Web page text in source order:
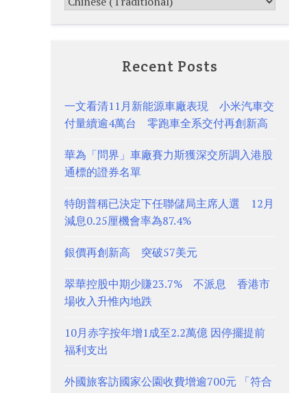
Recent Posts
一文看清11月新能源車廠表現 小米汽車交
付量續逾4萬台 零跑車全系交付再創新高
華為「問界」車廠賽力斯獲深交所調入港股
通標的證券名單
特朗普稱已決定下任聯儲局主席人選 12月
減息0.25厘機會率為87.4%
銀價再創新高 突破57美元
翠華控股中期少賺23.7% 不派息 香港市
場收入升惟內地跌
10月赤字按年增1成至2.2萬億 因停擺提前
福利支出
外國旅客訪國家公園收費增逾700元 「符合